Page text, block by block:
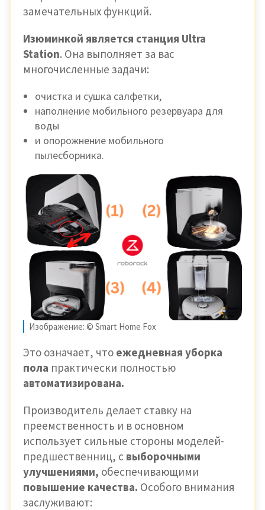
замечательных функций.
Изюминкой является станция Ultra
Station. Она выполняет за вас
многочисленные задачи:
очистка и сушка салфетки,
наполнение мобильного резервуара для
воды
и опорожнение мобильного
пылесборника.
Изображение: © Smart Home Fox
Это означает, что ежедневная уборка
пола практически полностью
автоматизирована.
Производитель делает ставку на
преемственность и в основном
использует сильные стороны моделей-
предшественниц, с выборочными
улучшениями, обеспечивающими
повышение качества. Особого внимания
заслуживают: